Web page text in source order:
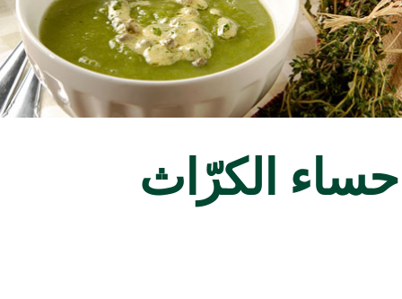
الكرّاث